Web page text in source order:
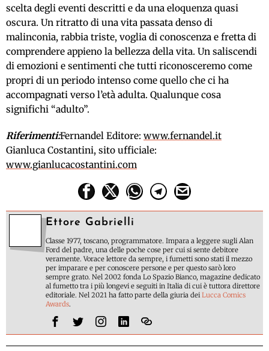
scelta degli eventi descritti e da una eloquenza quasi
oscura. Un ritratto di una vita passata denso di
malinconia, rabbia triste, voglia di conoscenza e fretta di
comprendere appieno la bellezza della vita. Un saliscendi
di emozioni e sentimenti che tutti riconosceremo come
propri di un periodo intenso come quello che ci ha
accompagnati verso l’età adulta. Qualunque cosa
significhi “adulto”.
Riferimenti:Fernandel Editore: www.fernandel.it
Gianluca Costantini, sito ufficiale:
www.gianlucacostantini.com
Ettore Gabrielli
Classe 1977, toscano, programmatore. Impara a leggere sugli Alan
Ford del padre, una delle poche cose per cui si sente debitore
veramente. Vorace lettore da sempre, i fumetti sono stati il mezzo
per imparare e per conoscere persone e per questo sarò loro
sempre grato. Nel 2002 fonda Lo Spazio Bianco, magazine dedicato
al fumetto tra i più longevi e seguiti in Italia di cui è tuttora direttore
editoriale. Nel 2021 ha fatto parte della giuria deiLucca Comics
Awards.